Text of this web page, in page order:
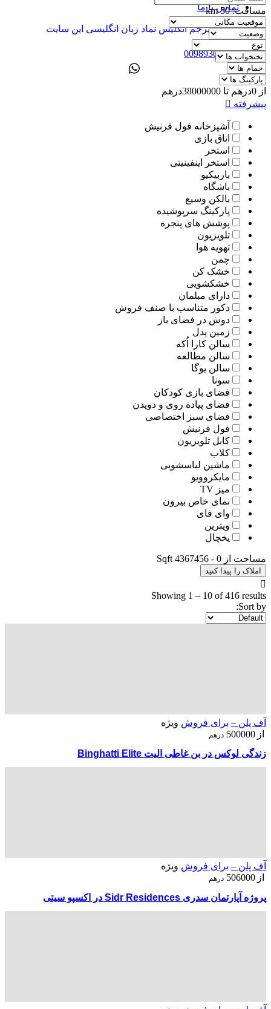
تماس با ما
ENG
00989305885808
مسافت:50
km
از 0درهم تا 38000000درهم
پیشرفته
آشپزخانه فول فرنیش
اتاق بازی
استخر
استخر اینفینیتی
باربیکیو
باشگاه
بالکن وسیع
پارکینگ سرپوشیده
پوشش های پنجره
تلویزیون
تهویه هوا
چمن
خشک کن
خشکشویی
دارای مبلمان
دکور متناسب با صنف فروش
دوش در فضای باز
زمین پدل
سالن کارا اُکه
سالن مطالعه
سالن یوگا
سونا
فضای بازی کودکان
فضای پیاده روی و دویدن
فضای سبز اختصاصی
فول فرنیش
کابل تلویزیون
کلاب
ماشین لباسشویی
مایکروویو
میز TV
نمای خاص بیرون
وای فای
ویترین
یخچال
مساحت از 0
-
4367456
Sqft
املاک را پیدا کنید
Showing 1 – 10 of 416 results
Sort by:
آف پلن – برای فروش ویژه
از 500000 درهم
زندگی لوکس در بن غاطی الیت Binghatti Elite
آف پلن – برای فروش ویژه
از 506000 درهم
پروژه آپارتمان سدری Sidr Residences در اکسپو سیتی